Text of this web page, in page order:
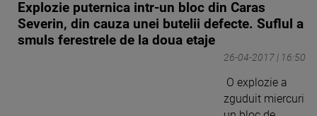
Explozie puternica intr-un bloc din Caras
Severin, din cauza unei butelii defecte. Suflul a
smuls ferestrele de la doua etaje
26-04-2017 | 16:50
O explozie a
zguduit miercuri